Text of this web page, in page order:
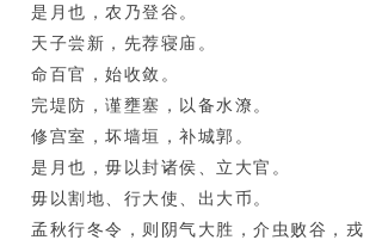
是月也，农乃登谷。
天子尝新，先荐寝庙。
命百官，始收敛。
完堤防，谨壅塞，以备水潦。
修宫室，坏墙垣，补城郭。
是月也，毋以封诸侯、立大官。
毋以割地、行大使、出大币。
孟秋行冬令，则阴气大胜，介虫败谷，戎